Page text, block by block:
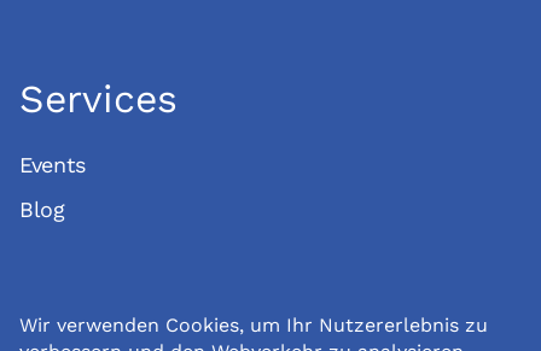
Wir verwenden Cookies, um Ihr Nutzererlebnis zu
Services
Events
Blog
Impressum
Datenschutz